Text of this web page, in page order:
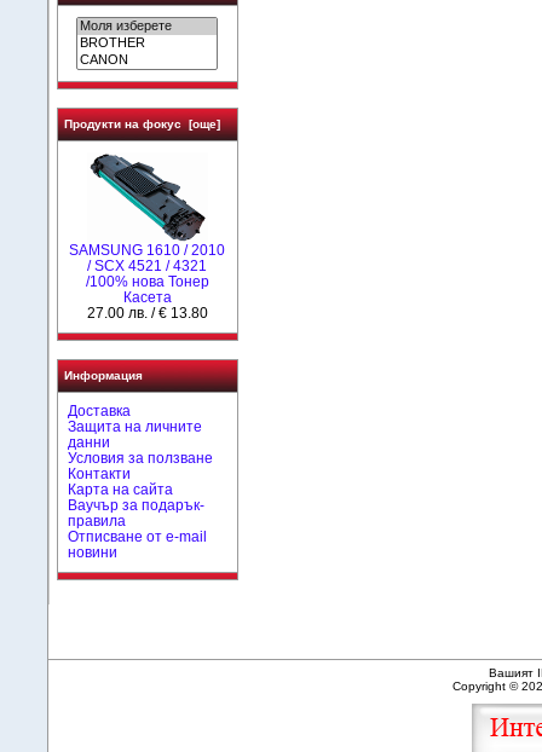
Продукти на фокус [още]
SAMSUNG 1610 / 2010
/ SCX 4521 / 4321
/100% нова Toнер
Касета
27.00 лв. / € 13.80
Информация
Доставка
Защита на личните
данни
Условия за ползване
Контакти
Карта на сайта
Ваучър за подарък-
правила
Отписване от e-mail
новини
Вашият
Copyright ©